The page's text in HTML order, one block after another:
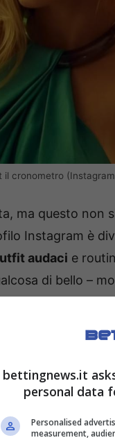
cronometro
ma questo non
Instagram è
audaci e
di bello –
nell’ultimo reel,
di una donna
a mettere in
bettingnews.it
personal data
Personalised
measurement,